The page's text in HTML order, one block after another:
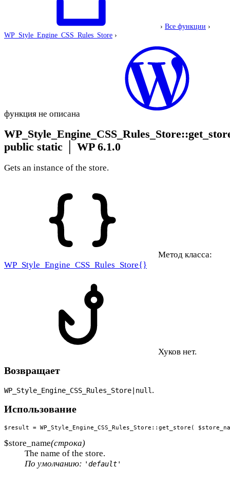
› Все функции ›
WP_Style_Engine_CSS_Rules_Store ›
функция не описана
public static
WP 6.1.0
Gets an instance of the store.
Метод класса:
WP_Style_Engine_CSS_Rules_Store{}
Хуков нет.
Возвращает
WP_Style_Engine_CSS_Rules_Store|null .
Использование
$result = WP_Style_Engine_CSS_Rules_Store::get_store(
$store_name(строка)
The name of the store.
По умолчанию: 'default'